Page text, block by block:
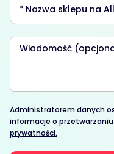
Administratorem danych
informacje o
prywatności.